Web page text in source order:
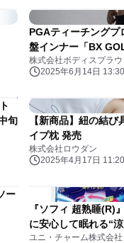
PGAティーチングプ
盤インナー「BX
株式会社ボディスプラウ
2025年6月14日 13:30
旬
【新商品】紐の結
イプ枕 発売
株式会社ロウダン
2025年4月17日 11:20
ー
『ソフィ 超熟睡(R)
に安心して眠れる“
ユニ・チャーム株式会社